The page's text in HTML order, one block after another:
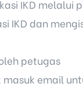
IKD melalui
IKD dan
petugas
masuk email